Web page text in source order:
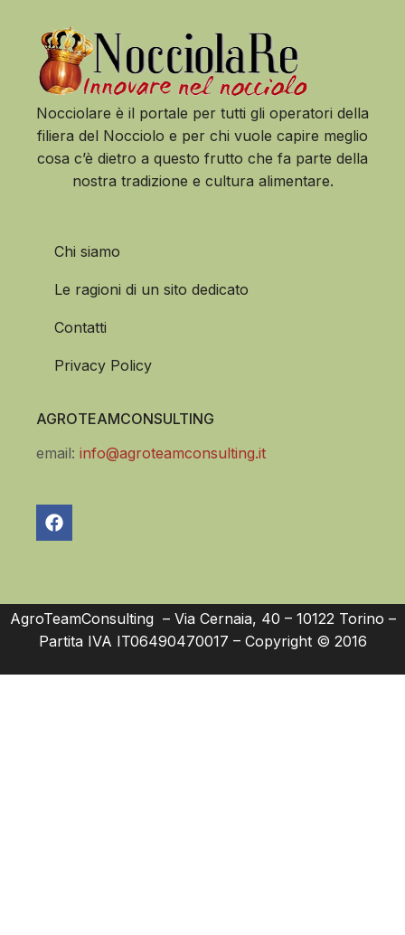
Nocciolare è il portale per tutti gli operatori della
filiera del Nocciolo e per chi vuole capire meglio
cosa c’è dietro a questo frutto che fa parte della
nostra tradizione e cultura alimentare.
Chi siamo
Le ragioni di un sito dedicato
Contatti
Privacy Policy
AGROTEAMCONSULTING
email: info@agroteamconsulting.it
AgroTeamConsulting – Via Cernaia, 40 – 10122 Torino –
Partita IVA IT06490470017 – Copyright © 2016